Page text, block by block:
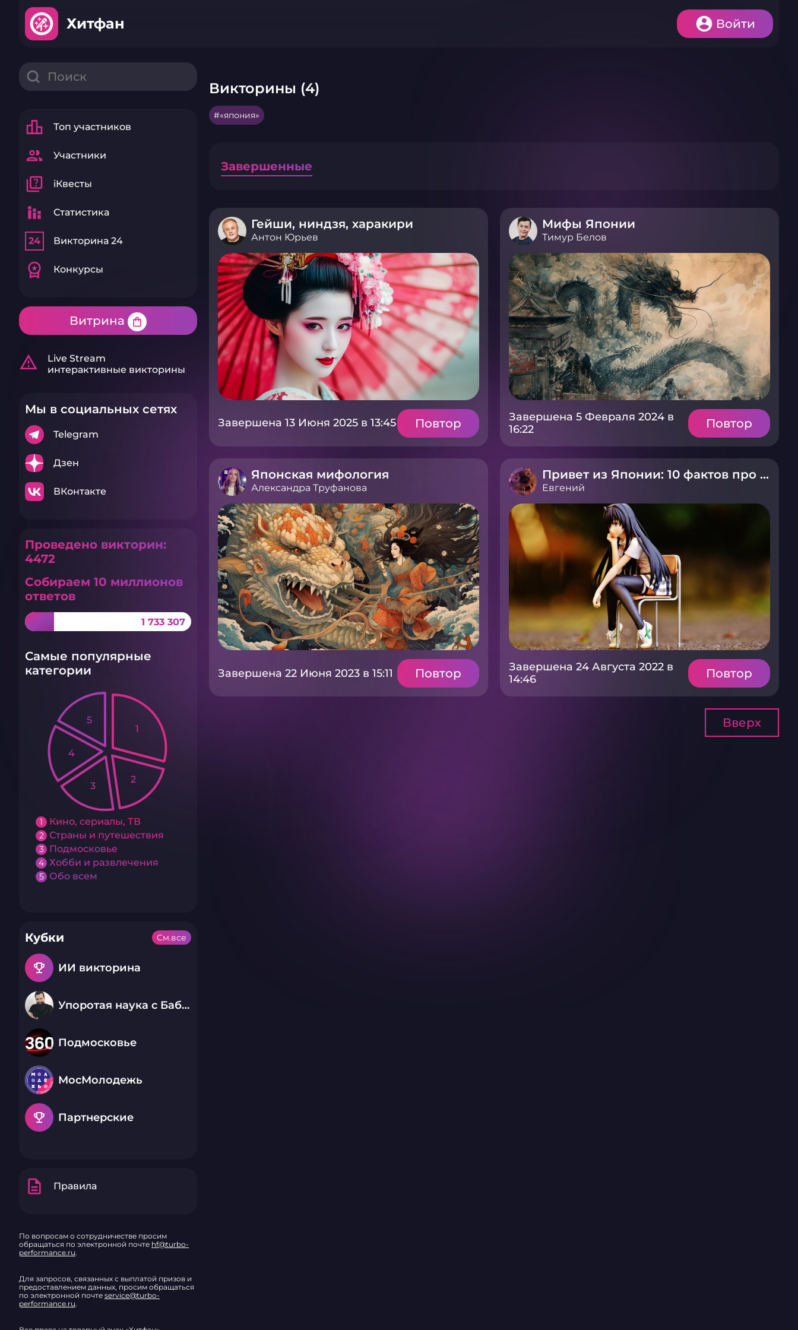
Хитфан Войти
leaderboard Топ участников
group Участники
quiz iКвесты
stacked_bar_chart Статистика
24 Викторина 24
workspace_premium Конкурсы
Витрина shopping_bag
warning_amber
Live Stream
интерактивные викторины
Мы в социальных сетях
Telegram
Дзен
ВКонтакте
Проведено викторин:
4472
Собираем 10 миллионов
ответов
1 733 307
Самые популярные
категории
1 Кино, сериалы, ТВ
2 Страны и путешествия
3 Подмосковье
4 Хобби и развлечения
5 Обо всем
1
2
3
4
5
Кубки
emoji_events ИИ викторина
Упоротая наука с Бабаем Лютым
Подмосковье
МосМолодежь
emoji_events Партнерские
См.все
description Правила
По вопросам о сотрудничестве просим
обращаться по электронной почте hf@turbo-
performance.ru.
Для запросов, связанных с выплатой призов и
предоставлением данных, просим обращаться
по электронной почте service@turbo-
performance.ru.
Викторины (4)
«япония»
Завершенные
Гейши, ниндзя, харакири
Антон Юрьев
Завершена 13 Июня 2025 в 13:45 Повтор
Мифы Японии
Тимур Белов
Завершена 5 Февраля 2024 в
16:22
Повтор
Японская мифология
Александра Труфанова
Завершена 22 Июня 2023 в 15:11 Повтор
Привет из Японии: 10 фактов про аниме
Евгений
Завершена 24 Августа 2022 в
14:46
Повтор
Вверх